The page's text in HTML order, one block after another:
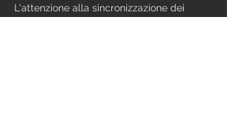
L'attenzione alla sincronizzazione dei